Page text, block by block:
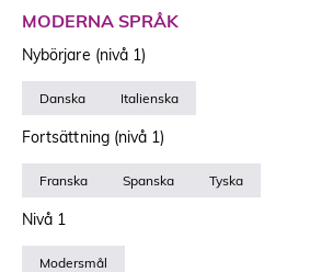
MODERNA SPRÅK
Nybörjare (nivå 1)
Danska Italienska
Fortsättning (nivå 1)
Franska Spanska Tyska
Nivå 1
Modersmål